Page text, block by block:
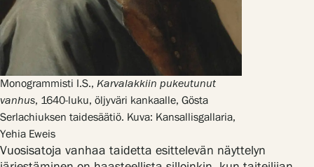
Monogrammisti I.S., Karvalakkiin pukeutunut
vanhus, 1640-luku, öljyväri kankaalle, Gösta
Serlachiuksen taidesäätiö. Kuva: Kansallisgallaria,
Yehia Eweis
Vuosisatoja vanhaa taidetta esittelevän näyttelyn